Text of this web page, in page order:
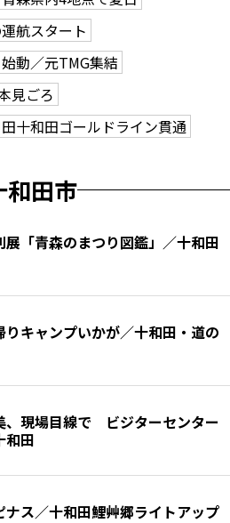
航スタート
動／元TMG集結
見ごろ
十和田ゴールドライン貫通
和田市
展「青森のまつり図鑑」／十和田
りキャンプいかが／十和田・道の
、現場目線で ビジターセンター
和田
ナス／十和田鯉艸郷ライトアップ